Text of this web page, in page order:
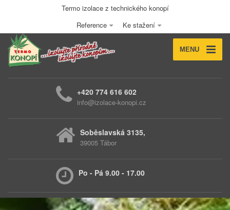
Termo izolace z technického konopí
Reference
Ke stažení
MENU
+420 774 616 602
info@izolace-konopi.cz
Soběslavská 3135,
39005 Tábor
Po - Pá 9.00 - 17.00